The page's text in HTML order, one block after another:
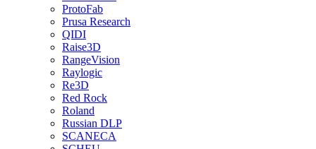
ProtoFab
Prusa Research
QIDI
Raise3D
RangeVision
Raylogic
Re3D
Red Rock
Roland
Russian DLP
SCANECA